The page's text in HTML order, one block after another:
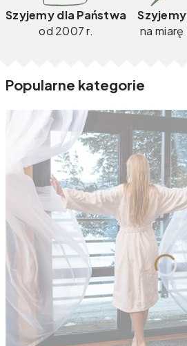
Szyjemy dla Państwa
od 2007 r.
Szyjemy
na miarę
Popularne kategorie